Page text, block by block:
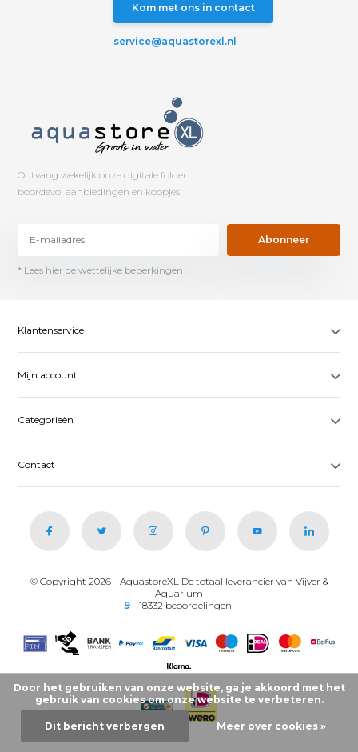
Kom met ons in contact
service@aquastorexl.nl
Ontvang wekelijk onze digitale folder
boordevol aanbiedingen en koopjes.
Abonneer
* Lees hier de wettelijke beperkingen
Klantenservice
Mijn account
Categorieën
Contact
© Copyright 2026 - AquastoreXL De totaal leverancier van Vijver &
Aquarium
9 - 18332 beoordelingen!
Door het gebruiken van onze website, ga je akkoord met het
gebruik van cookies om onze website te verbeteren.
Dit bericht verbergen Meer over cookies »